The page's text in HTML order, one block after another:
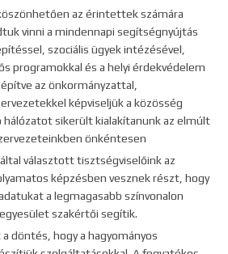
az érintettek számára
vinni a mindennapi segítségnyújtás
szociális ügyek intézésével,
programokkal és a helyi érdekvédelem
az önkormányzattal,
képviseljük a közösség
hálózatot sikerült kialakítanunk az elmúlt
önkéntesen
választott tisztségviselőink az
képzésben vesznek részt, hogy
a legmagasabb színvonalon
szakértői segítik.
döntés, hogy a hagyományos